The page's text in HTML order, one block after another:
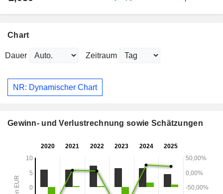
Chart
Dauer Zeitraum
NR: Dynamischer Chart
Gewinn- und Verlustrechnung sowie Schätzungen